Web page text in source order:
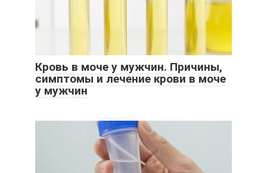
Кровь в моче у мужчин. Причины,
симптомы и лечение крови в моче
у мужчин